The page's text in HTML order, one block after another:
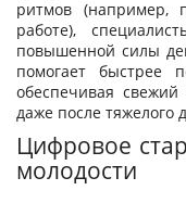
ритмов (например,
работе),
повышенной силы
помогает быстрее
обеспечивая свежий
даже после тяжелого
Цифровое
молодости